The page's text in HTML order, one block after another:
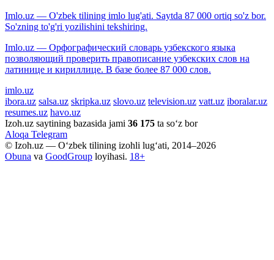
Imlo.uz — O'zbek tilining imlo lug'ati. Saytda 87 000 ortiq so'z bor.
So'zning to'g'ri yozilishini tekshiring.
Imlo.uz — Орфографический словарь узбекского языка
позволяющий проверить правописание узбекских слов на
латинице и кириллице. В базе более 87 000 слов.
imlo.uz
ibora.uz salsa.uz skripka.uz slovo.uz television.uz vatt.uz iboralar.uz
resumes.uz havo.uz
Izoh.uz saytining bazasida jami 36 175 ta so‘z bor
Aloqa Telegram
© Izoh.uz — O‘zbek tilining izohli lug‘ati, 2014–2026
Obuna va GoodGroup loyihasi. 18+